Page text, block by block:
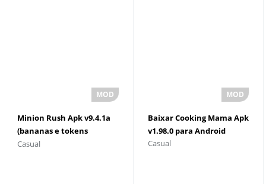
Minion Rush Apk v9.4.1a
(bananas e tokens
ilimitados)
Casual
Baixar Cooking Mama Apk
v1.98.0 para Android
Casual